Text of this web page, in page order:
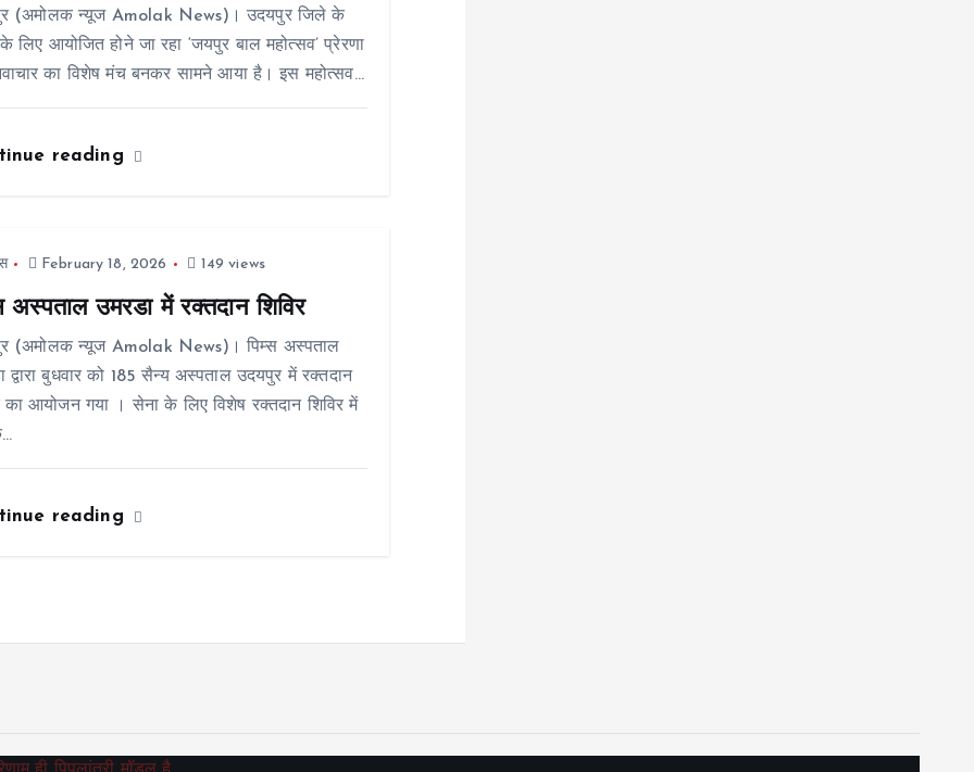
(अमोलक न्यूज Amolak News)। उदयपुर जिले के
लिए आयोजित होने जा रहा ‘जयपुर बाल महोत्सव’ प्रेरणा
का विशेष मंच बनकर सामने आया है। इस महोत्सव…
reading
February 18, 2026 149 views
अस्पताल उमरडा में रक्तदान शिविर
(अमोलक न्यूज Amolak News)। पिम्स अस्पताल
द्वारा बुधवार को 185 सैन्य अस्पताल उदयपुर में रक्तदान
का आयोजन गया । सेना के लिए विशेष रक्तदान शिविर में
reading